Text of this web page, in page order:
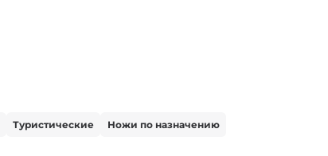
Туристические Ножи по назначению